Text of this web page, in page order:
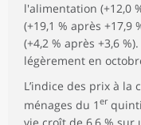
l'alimentation (+12,0
(+19,1 % après
(+4,2 % après +3,6
légèrement en
L’indice des prix à la
ménages du 1 er